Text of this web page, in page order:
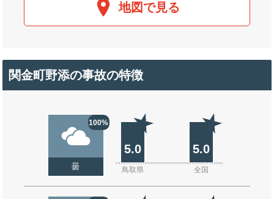
地図で見る
関金町野添の事故の特徴
100%
曇
5.0 5.0
鳥取県 全国